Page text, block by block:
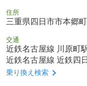
住所
三重県四日市市本郷
交通
近鉄名古屋線 川原町
近鉄名古屋線 近鉄四
乗り換え検索